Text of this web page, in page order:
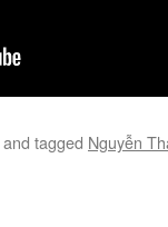
and tagged Nguyễn